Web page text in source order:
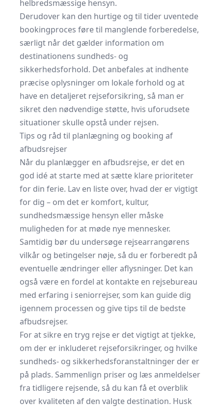
helbredsmæssige hensyn.
Derudover kan den hurtige og til tider uventede
bookingproces føre til manglende forberedelse,
særligt når det gælder information om
destinationens sundheds- og
sikkerhedsforhold. Det anbefales at indhente
præcise oplysninger om lokale forhold og at
have en detaljeret rejseforsikring, så man er
sikret den nødvendige støtte, hvis uforudsete
situationer skulle opstå under rejsen.
Tips og råd til planlægning og booking af
afbudsrejser
Når du planlægger en afbudsrejse, er det en
god idé at starte med at sætte klare prioriteter
for din ferie. Lav en liste over, hvad der er vigtigt
for dig – om det er komfort, kultur,
sundhedsmæssige hensyn eller måske
muligheden for at møde nye mennesker.
Samtidig bør du undersøge rejsearrangørens
vilkår og betingelser nøje, så du er forberedt på
eventuelle ændringer eller aflysninger. Det kan
også være en fordel at kontakte en rejsebureau
med erfaring i seniorrejser, som kan guide dig
igennem processen og give tips til de bedste
afbudsrejser.
For at sikre en tryg rejse er det vigtigt at tjekke,
om der er inkluderet rejseforsikringer, og hvilke
sundheds- og sikkerhedsforanstaltninger der er
på plads. Sammenlign priser og læs anmeldelser
fra tidligere rejsende, så du kan få et overblik
over kvaliteten af den valgte destination. Husk